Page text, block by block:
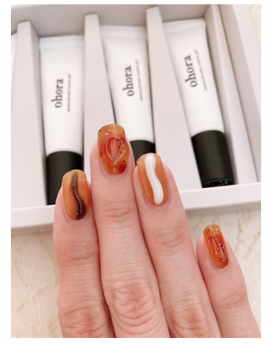
発色には差があるかも！
5-6. 利き手のアレンジは難しいかも！
アレンジの幅が広がる！
カラフルな立体ネイルに挑戦できる！
5-9. 透明の方が使いやすいかも！
キャンディポップカスタムジェルはどこで買え
る？